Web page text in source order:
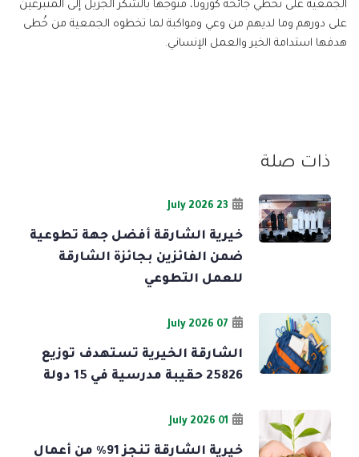
الجمعية على تخطي جائحة كورونا، متوجها بالشكر الجزيل إلى المتبرعين
على دورهم وما لديهم من وعي ومواكبة لما تخطوه الجمعية من خُطى
هدفها استدامة الخير والعمل الإنساني.
ذات صلة
23 July 2026
خيرية الشارقة أفضل جهة تطوعية
ضمن الفائزين بجائزة الشارقة
للعمل التطوعي
07 July 2026
الشارقة الخيرية تستهدف توزيع
25826 حقيبة مدرسية في 15 دولة
01 July 2026
خيرية الشارقة تنجز 91% من أعمال